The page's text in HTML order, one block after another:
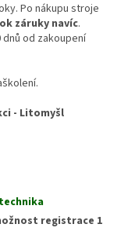
Po nákupu stroje
záruky navíc.
od zakoupení
- Litomyšl
registrace 1